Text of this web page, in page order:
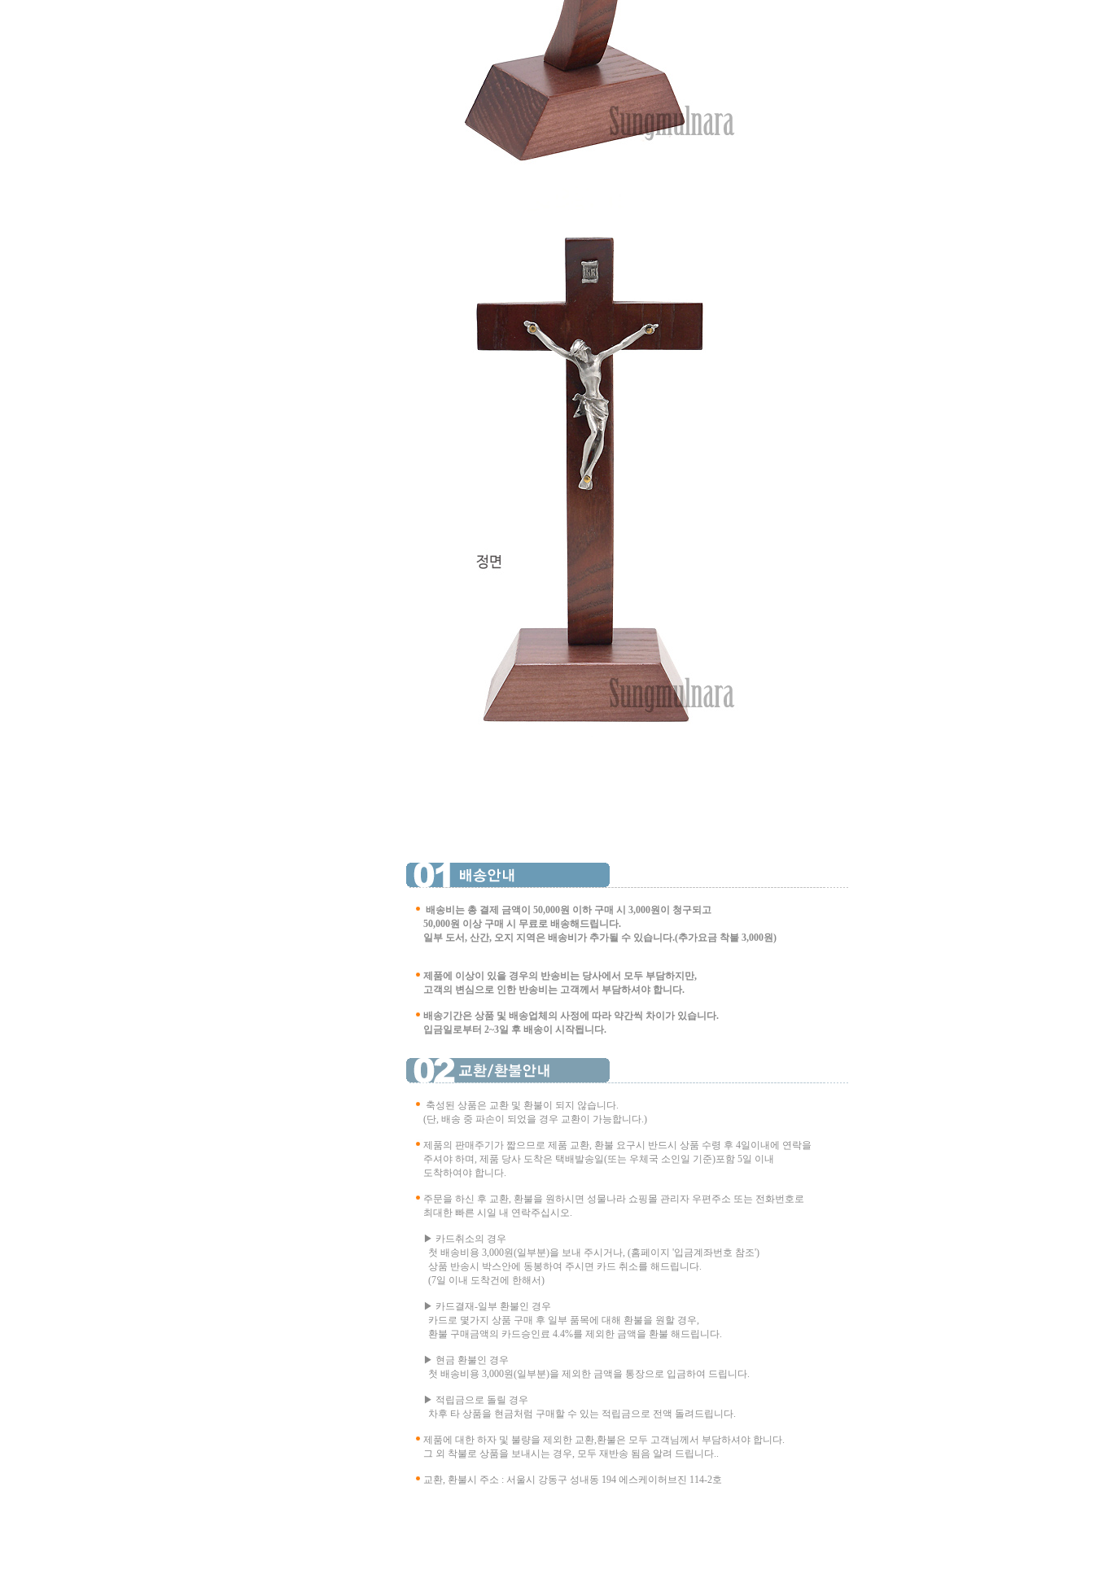
배송비는 총 결제 금액이 50,000원 이하 구매 시 3,000원이 청구되고
50,000원 이상 구매 시 무료로 배송해드립니다.
일부 도서, 산간, 오지 지역은 배송비가 추가될 수 있습니다.(추가요금 착불 3,000원)
제품에 이상이 있을 경우의 반송비는 당사에서 모두 부담하지만,
고객의 변심으로 인한 반송비는 고객께서 부담하셔야 합니다.
배송기간은 상품 및 배송업체의 사정에 따라 약간씩 차이가 있습니다.
입금일로부터 2~3일 후 배송이 시작됩니다.
축성된 상품은 교환 및 환불이 되지 않습니다.
(단, 배송 중 파손이 되었을 경우 교환이 가능합니다.)
제품의 판매주기가 짧으므로 제품 교환, 환불 요구시 반드시 상품 수령 후 4일이내에 연락을
주셔야 하며, 제품 당사 도착은 택배발송일(또는 우체국 소인일 기준)포함 5일 이내
도착하여야 합니다.
주문을 하신 후 교환, 환불을 원하시면 성물나라 쇼핑몰 관리자 우편주소 또는 전화번호로
최대한 빠른 시일 내 연락주십시오.
▶ 카드취소의 경우
첫 배송비용 3,000원(일부분)을 보내 주시거나, (홈페이지 '입금계좌번호 참조')
상품 반송시 박스안에 동봉하여 주시면 카드 취소를 해드립니다.
(7일 이내 도착건에 한해서)
▶ 카드결재-일부 환불인 경우
카드로 몇가지 상품 구매 후 일부 품목에 대해 환불을 원할 경우,
환불 구매금액의 카드승인료 4.4%를 제외한 금액을 환불 해드립니다.
▶ 현금 환불인 경우
첫 배송비용 3,000원(일부분)을 제외한 금액을 통장으로 입금하여 드립니다.
▶ 적립금으로 돌릴 경우
차후 타 상품을 현금처럼 구매할 수 있는 적립금으로 전액 돌려드립니다.
제품에 대한 하자 및 불량을 제외한 교환,환불은 모두 고객님께서 부담하셔야 합니다.
그 외 착불로 상품을 보내시는 경우, 모두 재반송 됨음 알려 드립니다..
교환, 환불시 주소 : 서울시 강동구 성내동 194 에스케이허브진 114-2호